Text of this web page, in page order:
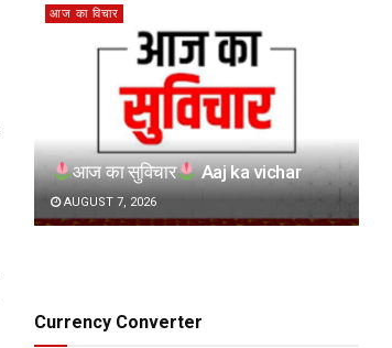
आज का विचार
आज का सुविचार Aaj ka vichar
AUGUST 7, 2026
Currency Converter